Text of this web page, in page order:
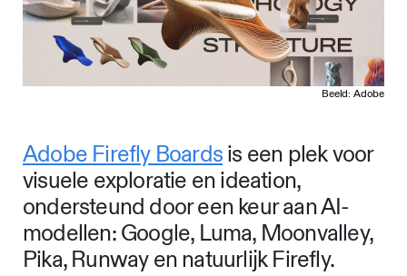
Beeld: Adobe
Adobe Firefly Boardsis een plek voor
visuele exploratie en ideation,
ondersteund door een keur aan AI-
modellen: Google, Luma, Moonvalley,
Pika, Runway en natuurlijk Firefly.